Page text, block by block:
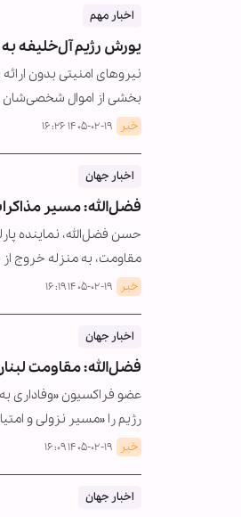
اخبار مهم
یورش رژیم آل‌خلیفه
نیروهای امنیتی بدون
بخشی از اموال شخصی‌شان
خبر ۱۴۰۵-۰۲-۱۹ ۱۶:۲۶
اخبار جهان
فضل‌الله: مسیر
حسن فضل‌الله، نماینده
مقاومت، به منزله خروج
خبر ۱۴۰۵-۰۲-۱۹ ۱۶:۱۹
اخبار جهان
فضل‌الله: مقاومت
عضو فراکسیون «وفاداری
رژیم را «مسیر نزولی و
خبر ۱۴۰۵-۰۲-۱۹ ۱۶:۰۹
اخبار جهان